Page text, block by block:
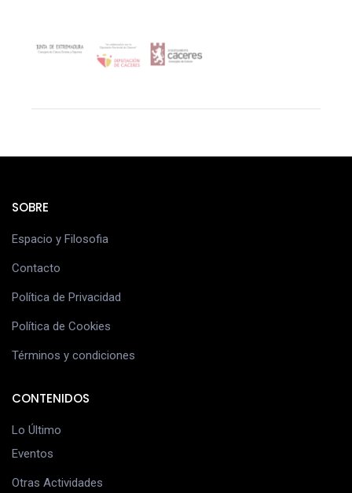
SOBRE
Espacio y Filosofia
Contacto
Política de Privacidad
Política de Cookies
Términos y condiciones
CONTENIDOS
Lo Último
Eventos
Otras Actividades